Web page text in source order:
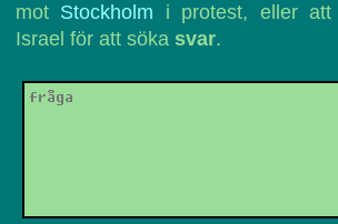
mot Stockholm i protest, eller att
Israel för att söka svar.